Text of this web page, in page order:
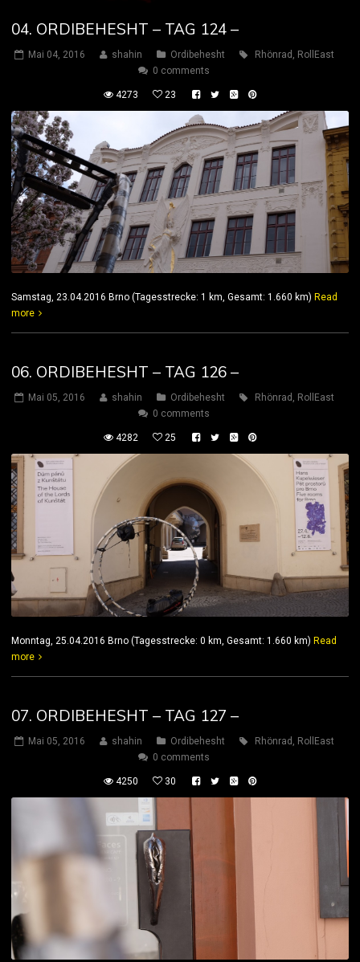
04. ORDIBEHESHT – TAG 124 –
Mai 04, 2016 shahin Ordibehesht Rhönrad , RollEast
0 comments
4273 23
Samstag, 23.04.2016 Brno (Tagesstrecke: 1 km, Gesamt: 1.660 km) Read
more
06. ORDIBEHESHT – TAG 126 –
Mai 05, 2016 shahin Ordibehesht Rhönrad , RollEast
0 comments
4282 25
Monntag, 25.04.2016 Brno (Tagesstrecke: 0 km, Gesamt: 1.660 km) Read
more
07. ORDIBEHESHT – TAG 127 –
Mai 05, 2016 shahin Ordibehesht Rhönrad
RollEast
0 comments
4250 30